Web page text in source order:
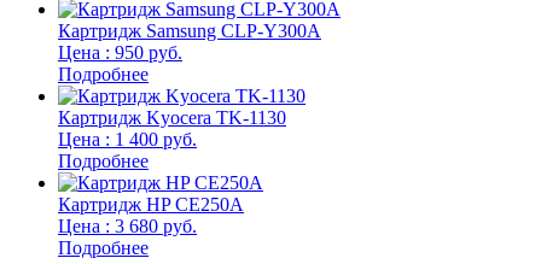
Картридж Samsung CLP-Y300A
Цена : 950 руб.
Подробнее
Картридж Kyocera TK-1130
Цена : 1 400 руб.
Подробнее
Картридж HP CE250A
Цена : 3 680 руб.
Подробнее